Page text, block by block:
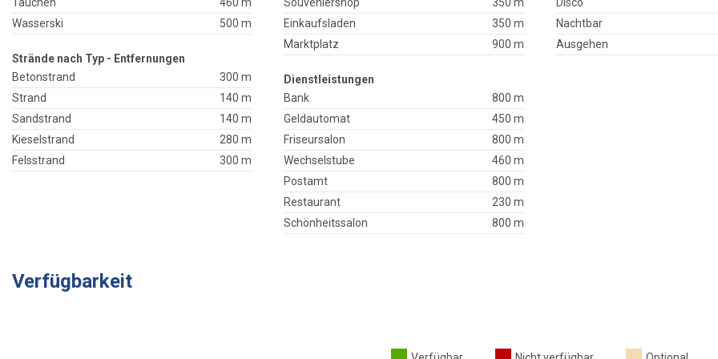
Tauchen
460 m
Wasserski
500 m
Strände nach Typ - Entfernungen
Betonstrand
300 m
Strand
140 m
Sandstrand
140 m
Kieselstrand
280 m
Felsstrand
300 m
Souveniershop
350 m
Einkaufsladen
350 m
Marktplatz
900 m
Dienstleistungen
Bank
800 m
Geldautomat
450 m
Friseursalon
800 m
Wechselstube
460 m
Postamt
800 m
Restaurant
230 m
Schönheitssalon
800 m
Disco
Nachtbar
Ausgehen
Verfügbarkeit